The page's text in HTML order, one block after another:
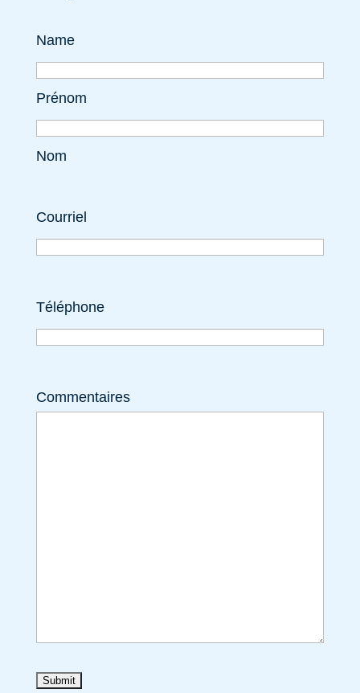
Name
Prénom
Nom
Courriel
Téléphone
Commentaires